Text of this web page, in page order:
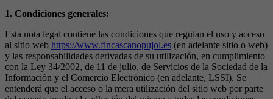
1. Condiciones generales:
Esta nota legal contiene las condiciones que regulan el uso y acceso
al sitio web https://www.fincascanopujol.es (en adelante sitio o web)
y las responsabilidades derivadas de su utilización, en cumplimiento
con la Ley 34/2002, de 11 de julio, de Servicios de la Sociedad de la
Información y el Comercio Electrónico (en adelante, LSSI). Se
entenderá que el acceso o la mera utilización del sitio web por parte